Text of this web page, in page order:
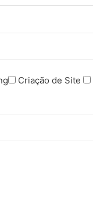
Criação de Site